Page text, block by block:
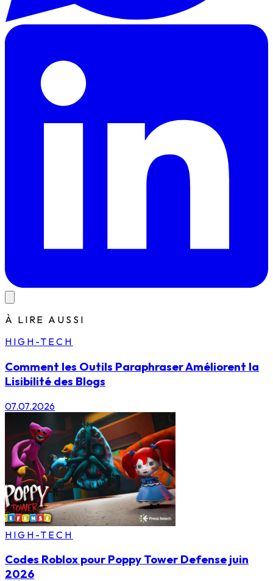
À LIRE AUSSI
HIGH-TECH
Comment les Outils Paraphraser Améliorent la
Lisibilité des Blogs
07.07.2026
HIGH-TECH
Codes Roblox pour Poppy Tower Defense juin
2026